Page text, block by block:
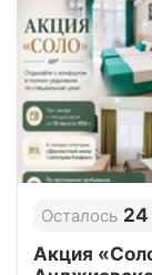
Осталось 24
Акция